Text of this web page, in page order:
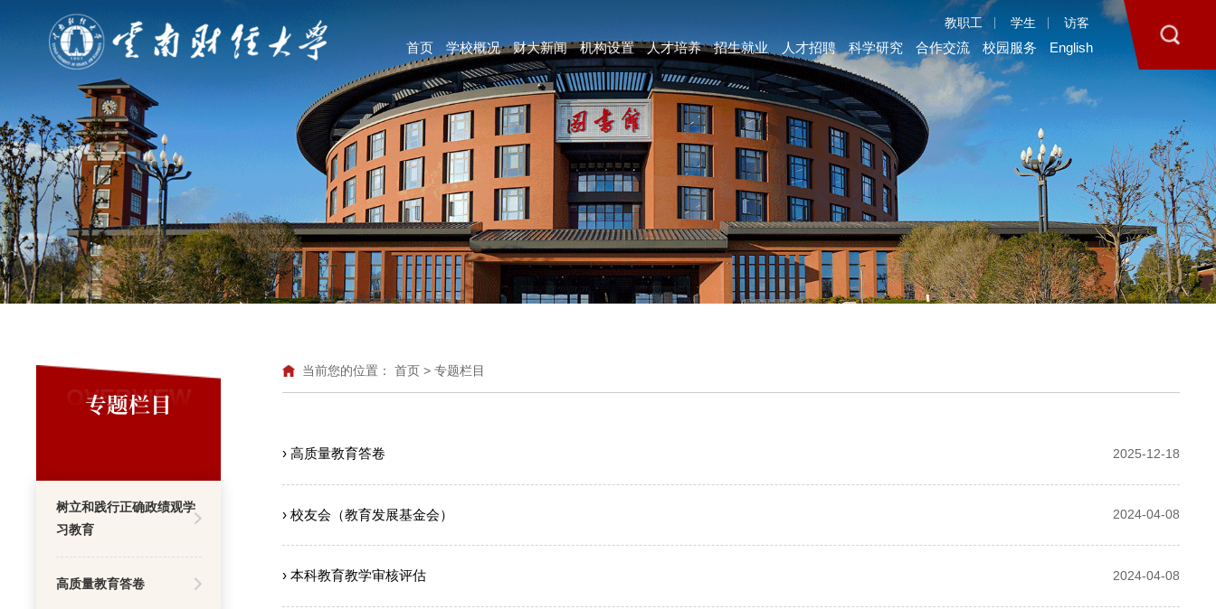
教职工 学生 访客
首页 学校概况 财大新闻 机构设置 人才培养 招生就业 人才招聘 科学研究 合作交流 校园服务 English
OVERVIEW
专题栏目
树立和践行正确政绩观学
习教育
高质量教育答卷
当前您的位置： 首页 > 专题栏目
› 高质量教育答卷 2025-12-18
› 校友会（教育发展基金会） 2024-04-08
› 本科教育教学审核评估 2024-04-08